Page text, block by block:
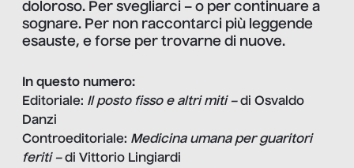
doloroso. Per svegliarci – o per continuare a
sognare. Per non raccontarci più leggende
esauste, e forse per trovarne di nuove.
In questo numero:
Editoriale: Il posto fisso e altri miti –di Osvaldo
Danzi
Controeditoriale: Medicina umana per guaritori
feriti –di Vittorio Lingiardi